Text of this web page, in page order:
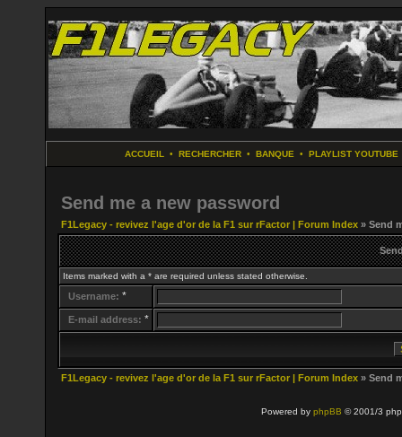
ACCUEIL • RECHERCHER• BANQUE • PLAYLIST YOUTUBE
Send me a new password
F1Legacy - revivez l'age d'or de la F1 sur rFactor | Forum Index » Send
Items marked with a * are required unless stated otherwise.
Username: *
E-mail address: *
F1Legacy - revivez l'age d'or de la F1 sur rFactor | Forum Index » Send
Powered by phpBB © 2001/3